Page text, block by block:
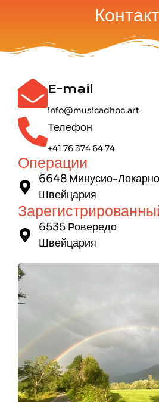
E-mail
info@musicadhoc.art
Телефон
+41 76 374 64 74
Операции
6648 Минусио-Локарно
Швейцария
6535 Ровередо
Швейцария